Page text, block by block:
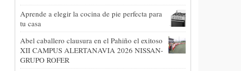
Aprende a elegir la cocina de pie perfecta para
tu casa
Abel caballero clausura en el Pahiño el exitoso
XII CAMPUS ALERTANAVIA 2026 NISSAN-
GRUPO ROFER